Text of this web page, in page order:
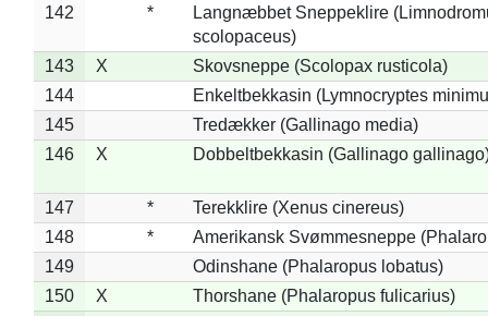
142
*
Langnæbbet Sneppeklire
scolopaceus)
143
X
Skovsneppe (Scolopax rusticola)
144
Enkeltbekkasin (Lymnocryptes
145
Tredækker (Gallinago media)
146
X Dobbeltbekkasin (Gallinago
147 *
Terekklire (Xenus cinereus)
148
*
Amerikansk Svømmesneppe
149
Odinshane (Phalaropus lobatus)
150
X
Thorshane (Phalaropus fulicarius)